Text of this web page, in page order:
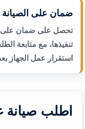
ضمان على الصيانة
تحصل على ضمان على
تنفيذها، مع متابعة
استقرار عمل الجهاز
اطلب